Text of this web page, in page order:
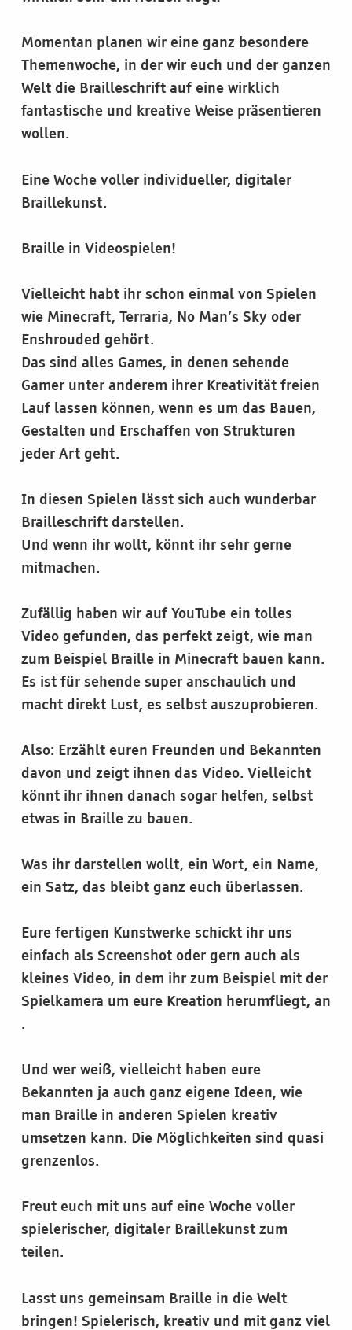
Momentan planen wir eine ganz besondere
Themenwoche, in der wir euch und der ganzen
Welt die Brailleschrift auf eine wirklich
fantastische und kreative Weise präsentieren
wollen.
Eine Woche voller individueller, digitaler
Braillekunst.
Braille in Videospielen!
Vielleicht habt ihr schon einmal von Spielen
wie Minecraft, Terraria, No Man’s Sky oder
Enshrouded gehört.
Das sind alles Games, in denen sehende
Gamer unter anderem ihrer Kreativität freien
Lauf lassen können, wenn es um das Bauen,
Gestalten und Erschaffen von Strukturen
jeder Art geht.
In diesen Spielen lässt sich auch wunderbar
Brailleschrift darstellen.
Und wenn ihr wollt, könnt ihr sehr gerne
mitmachen.
Zufällig haben wir auf YouTube ein tolles
Video gefunden, das perfekt zeigt, wie man
zum Beispiel Braille in Minecraft bauen kann.
Es ist für sehende super anschaulich und
macht direkt Lust, es selbst auszuprobieren.
Also: Erzählt euren Freunden und Bekannten
davon und zeigt ihnen das Video. Vielleicht
könnt ihr ihnen danach sogar helfen, selbst
etwas in Braille zu bauen.
Was ihr darstellen wollt, ein Wort, ein Name,
ein Satz, das bleibt ganz euch überlassen.
Eure fertigen Kunstwerke schickt ihr uns
einfach als Screenshot oder gern auch als
kleines Video, in dem ihr zum Beispiel mit der
Spielkamera um eure Kreation herumfliegt, an
.
Und wer weiß, vielleicht haben eure
Bekannten ja auch ganz eigene Ideen, wie
man Braille in anderen Spielen kreativ
umsetzen kann. Die Möglichkeiten sind quasi
grenzenlos.
Freut euch mit uns auf eine Woche voller
spielerischer, digitaler Braillekunst zum
teilen.
Lasst uns gemeinsam Braille in die Welt
bringen! Spielerisch, kreativ und mit ganz viel